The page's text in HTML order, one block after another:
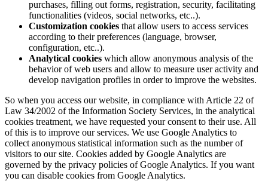
purchases, filling out forms, registration, security, facilitating
functionalities (videos, social networks, etc..).
Customization cookies that allow users to access services
according to their preferences (language, browser,
configuration, etc..).
Analytical cookies which allow anonymous analysis of the
behavior of web users and allow to measure user activity and
develop navigation profiles in order to improve the websites.
So when you access our website, in compliance with Article 22 of
Law 34/2002 of the Information Society Services, in the analytical
cookies treatment, we have requested your consent to their use. All
of this is to improve our services. We use Google Analytics to
collect anonymous statistical information such as the number of
visitors to our site. Cookies added by Google Analytics are
governed by the privacy policies of Google Analytics. If you want
you can disable cookies from Google Analytics.